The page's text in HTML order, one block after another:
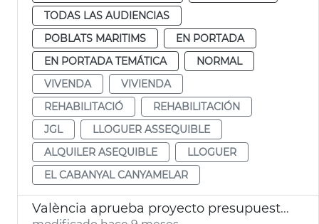
TODAS LAS AUDIENCIAS
POBLATS MARITIMS
EN PORTADA
EN PORTADA TEMÁTICA
NORMAL
VIVENDA
VIVIENDA
REHABILITACIÓ
REHABILITACIÓN
JGL
LLOGUER ASSEQUIBLE
ALQUILER ASEQUIBLE
LLOGUER
EL CABANYAL CANYAMELAR
València aprueba proyecto presupuestos 2026